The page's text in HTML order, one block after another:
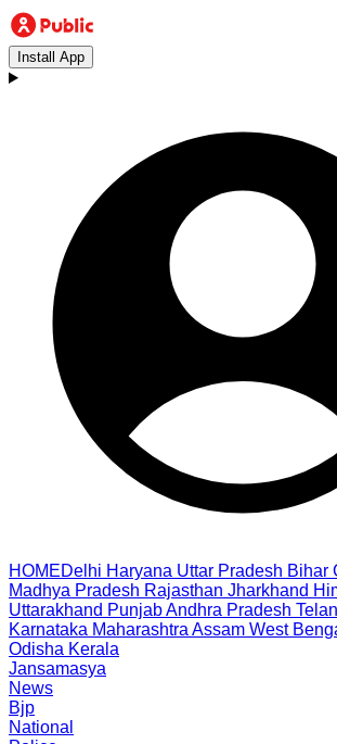
Install App
HOMEDelhi Haryana Uttar Pradesh Bihar
Madhya Pradesh Rajasthan Jharkhand
Uttarakhand PunjabAndhra Pradesh
Karnataka Maharashtra Assam West
Odisha Kerala
Jansamasya
News
Bjp
National